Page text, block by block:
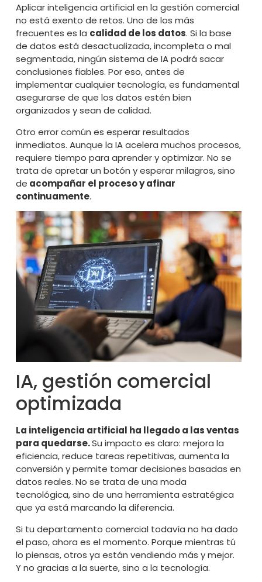
Aplicar inteligencia artificial en la gestión comercial
no está exento de retos. Uno de los más
frecuentes es la calidad de los datos. Si la base
de datos está desactualizada, incompleta o mal
segmentada, ningún sistema de IA podrá sacar
conclusiones fiables. Por eso, antes de
implementar cualquier tecnología, es fundamental
asegurarse de que los datos estén bien
organizados y sean de calidad.
Otro error común es esperar resultados
inmediatos. Aunque la IA acelera muchos procesos,
requiere tiempo para aprender y optimizar. No se
trata de apretar un botón y esperar milagros, sino
de acompañar el proceso y afinar
continuamente.
IA, gestión comercial
optimizada
La inteligencia artificial ha llegado a las ventas
para quedarse.Su impacto es claro: mejora la
eficiencia, reduce tareas repetitivas, aumenta la
conversión y permite tomar decisiones basadas en
datos reales. No se trata de una moda
tecnológica, sino de una herramienta estratégica
que ya está marcando la diferencia.
Si tu departamento comercial todavía no ha dado
el paso, ahora es el momento. Porque mientras tú
lo piensas, otros ya están vendiendo más y mejor.
Y no gracias a la suerte, sino a la tecnología.